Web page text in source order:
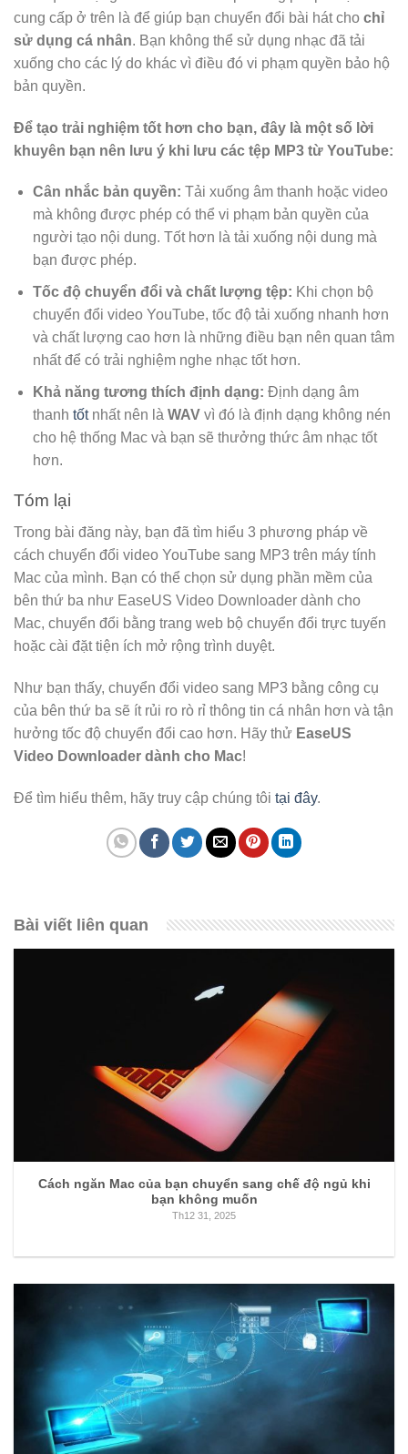
cung cấp ở trên là để giúp bạn chuyển đổi bài hát cho chỉ
sử dụng cá nhân. Bạn không thể sử dụng nhạc đã tải
xuống cho các lý do khác vì điều đó vi phạm quyền bảo hộ
bản quyền.
Để tạo trải nghiệm tốt hơn cho bạn, đây là một số lời
khuyên bạn nên lưu ý khi lưu các tệp MP3 từ YouTube:
Cân nhắc bản quyền: Tải xuống âm thanh hoặc video
mà không được phép có thể vi phạm bản quyền của
người tạo nội dung. Tốt hơn là tải xuống nội dung mà
bạn được phép.
Tốc độ chuyển đổi và chất lượng tệp: Khi chọn bộ
chuyển đổi video YouTube, tốc độ tải xuống nhanh hơn
và chất lượng cao hơn là những điều bạn nên quan tâm
nhất để có trải nghiệm nghe nhạc tốt hơn.
Khả năng tương thích định dạng: Định dạng âm
thanh tốtnhất nên là WAVvì đó là định dạng không nén
cho hệ thống Mac và bạn sẽ thưởng thức âm nhạc tốt
hơn.
Tóm lại
Trong bài đăng này, bạn đã tìm hiểu 3 phương pháp về
cách chuyển đổi video YouTube sang MP3 trên máy tính
Mac của mình. Bạn có thể chọn sử dụng phần mềm của
bên thứ ba như EaseUS Video Downloader dành cho
Mac, chuyển đổi bằng trang web bộ chuyển đổi trực tuyến
hoặc cài đặt tiện ích mở rộng trình duyệt.
Như bạn thấy, chuyển đổi video sang MP3 bằng công cụ
của bên thứ ba sẽ ít rủi ro rò rỉ thông tin cá nhân hơn và tận
hưởng tốc độ chuyển đổi cao hơn. Hãy thử EaseUS
Video Downloader dành cho Mac!
Để tìm hiểu thêm, hãy truy cập chúng tôi tại đây.
Bài viết liên quan
Cách ngăn Mac của bạn chuyển sang chế độ ngủ khi
bạn không muốn
Th12 31, 2025